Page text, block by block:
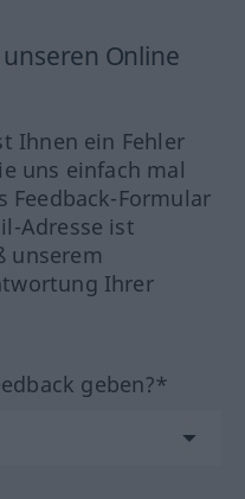
Online
Ihnen ein Fehler
uns einfach mal
Feedback-Formular
Adresse ist
unserem
Ihrer
geben?*